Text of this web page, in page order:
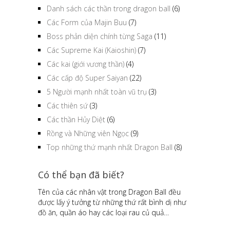
Danh sách các thần trong dragon ball (6)
Các Form của Majin Buu (7)
Boss phản diện chính từng Saga (11)
Các Supreme Kai (Kaioshin) (7)
Các kai (giới vương thần) (4)
Các cấp độ Super Saiyan (22)
5 Người mạnh nhất toàn vũ trụ (3)
Các thiên sứ (3)
Các thần Hủy Diệt (6)
Rồng và Những viên Ngọc (9)
Top những thứ mạnh nhất Dragon Ball (8)
Có thể bạn đã biết?
Tên của các nhân vật trong Dragon Ball đều
được lấy ý tưởng từ những thứ rất bình dị như
đồ ăn, quần áo hay các loại rau củ quả…